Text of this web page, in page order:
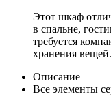
Этот шкаф
в спальне,
требуется
хранения вещей.
Описание
Все элементы